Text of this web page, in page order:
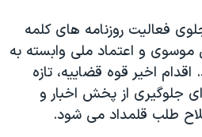
فعالیت روزنامه های کلمه
موسوی و اعتماد ملی وابسته به
اخیر قوه قضاییه، تازه
جلوگیری از پخش اخبار و
طلب قلمداد می شود.